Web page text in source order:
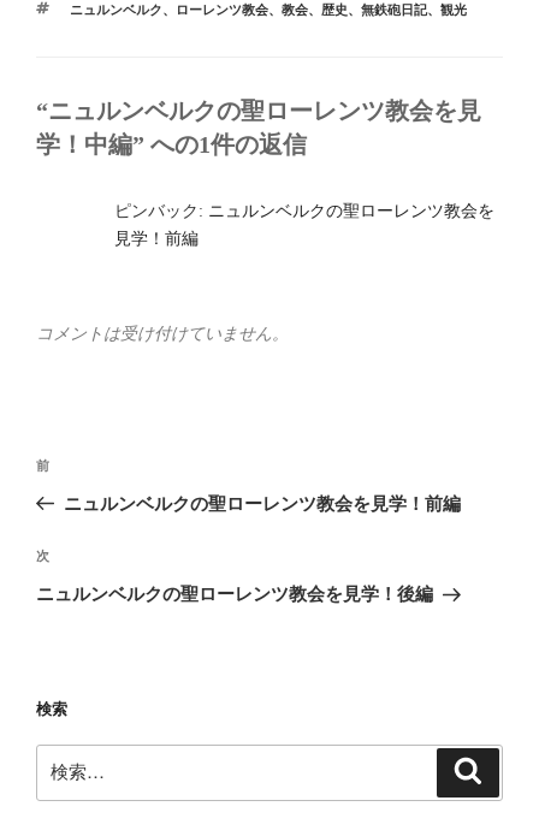
ゴ
タ
ニュルンベルク、 ローレンツ教会、 教会、 歴史、 無鉄砲日記、 観光
“ニュルンベルクの聖ローレンツ教会を見
学！中編” への1件の返信
ピンバック: ニュルンベルクの聖ローレンツ教会を
見学！前編
コメントは受け付けていません。
投
ビ
ゲ
ン
前
の
稿
前
ニュルンベルクの聖ローレンツ教会を見学！前編
次
の
次
ニュルンベルクの聖ローレンツ教会を見学！後編
検索
索: